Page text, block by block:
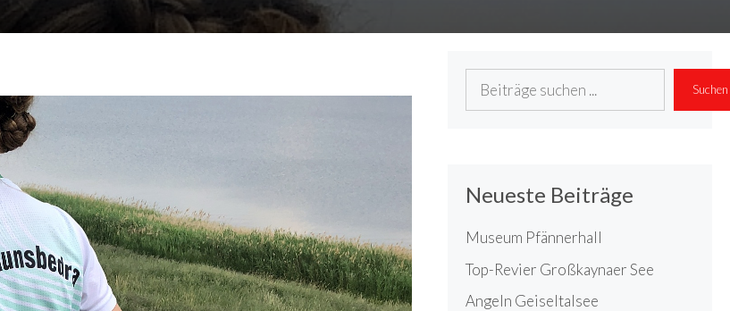
Suchen Suchen
Neueste Beiträge
Museum Pfännerhall
Top-Revier Großkaynaer See
Angeln Geiseltalsee